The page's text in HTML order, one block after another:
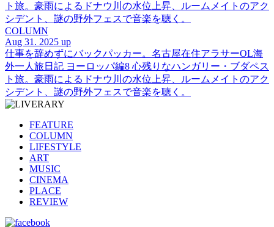
ト旅。豪雨によるドナウ川の水位上昇、ルームメイトのアク
シデント、謎の野外フェスで音楽を聴く。
COLUMN
Aug 31. 2025 up
仕事を辞めずにバックパッカー。名古屋在住アラサーOL海
外一人旅日記 ヨーロッパ編8 心残りなハンガリー・ブダペス
ト旅。豪雨によるドナウ川の水位上昇、ルームメイトのアク
シデント、謎の野外フェスで音楽を聴く。
FEATURE
COLUMN
LIFESTYLE
ART
MUSIC
CINEMA
PLACE
REVIEW